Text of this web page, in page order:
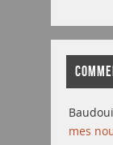
mes